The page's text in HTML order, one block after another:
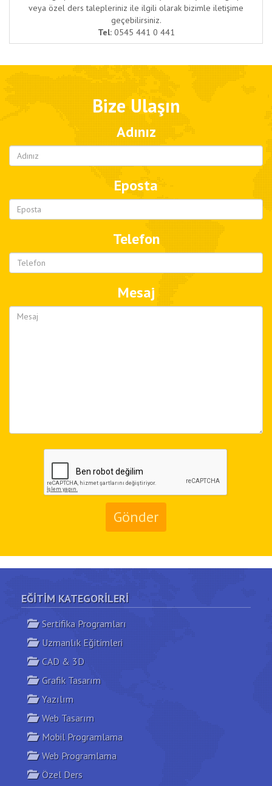
veya özel ders talepleriniz ile ilgili olarak bizimle iletişime
geçebilirsiniz.
Tel:0545 441 0 441
Bize Ulaşın
Adınız
Eposta
Telefon
Mesaj
Gönder
EĞITIM KATEGORILERI
Sertifika Programları
Uzmanlık Eğitimleri
CAD & 3D
Grafik Tasarım
Yazılım
Web Tasarım
Mobil Programlama
Web Programlama
Özel Ders